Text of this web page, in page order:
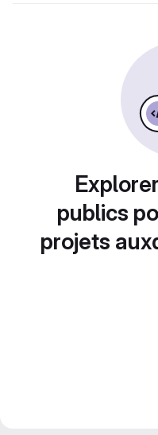
publics
projets